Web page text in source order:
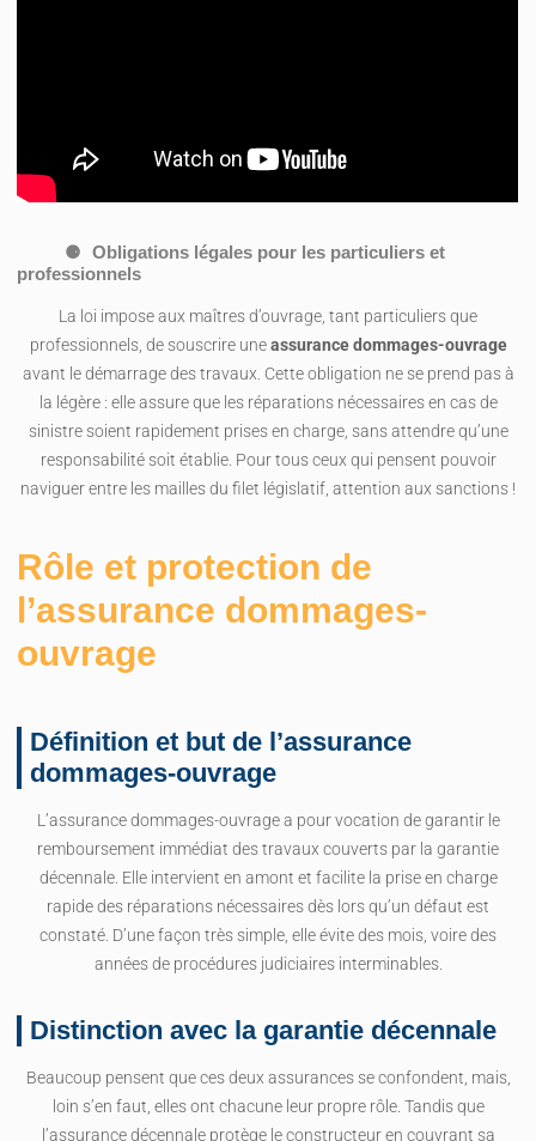
Obligations légales pour les particuliers et
professionnels
La loi impose aux maîtres d’ouvrage, tant particuliers que
professionnels, de souscrire uneassurance dommages-ouvrage
avant le démarrage des travaux. Cette obligation ne se prend pas à
la légère : elle assure que les réparations nécessaires en cas de
sinistre soient rapidement prises en charge, sans attendre qu’une
responsabilité soit établie. Pour tous ceux qui pensent pouvoir
naviguer entre les mailles du filet législatif, attention aux sanctions !
Rôle et protection de
l’assurance dommages-
ouvrage
Définition et but de l’assurance
dommages-ouvrage
L’assurance dommages-ouvrage a pour vocation de garantir le
remboursement immédiat des travaux couverts par la garantie
décennale. Elle intervient en amont et facilite la prise en charge
rapide des réparations nécessaires dès lors qu’un défaut est
constaté. D’une façon très simple, elle évite des mois, voire des
années de procédures judiciaires interminables.
Distinction avec la garantie décennale
Beaucoup pensent que ces deux assurances se confondent, mais,
loin s’en faut, elles ont chacune leur propre rôle. Tandis que
l’assurance décennale protège le constructeur en couvrant sa